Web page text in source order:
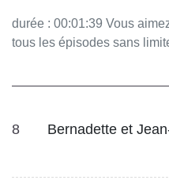
durée : 00:01:39 Vous aimez ce podcast ? Pour écouter
tous les épisodes sans
8 Bernadette et